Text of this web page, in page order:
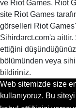
ve Riot Games, Riot
site Riot Games
görselleri Riot
Sihirdarct.com'a aittir.
ettiğini
bölümünden veya
bildiriniz.
Web sitemizde size
kullanıyoruz. Bu